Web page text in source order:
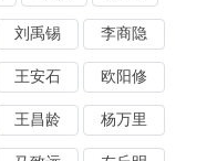
刘禹锡 李商隐
王安石 欧阳修
王昌龄 杨万里